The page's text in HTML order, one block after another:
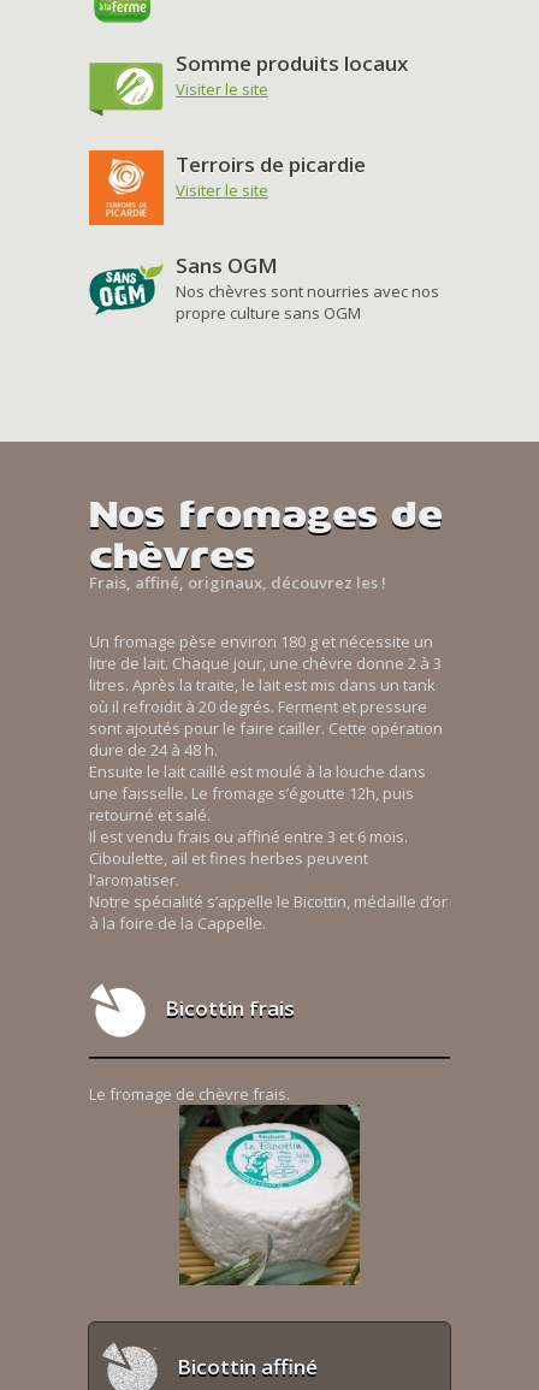
Somme produits locaux
Visiter le site
Terroirs de picardie
Visiter le site
Sans OGM
Nos chèvres sont nourries avec nos
propre culture sans OGM
Nos fromages de
chèvres
Frais, affiné, originaux, découvrez les !
Un fromage pèse environ 180 g et nécessite un
litre de lait. Chaque jour, une chèvre donne 2 à 3
litres. Après la traite, le lait est mis dans un tank
où il refroidit à 20 degrés. Ferment et pressure
sont ajoutés pour le faire cailler. Cette opération
dure de 24 à 48 h.
Ensuite le lait caillé est moulé à la louche dans
une faisselle. Le fromage s’égoutte 12h, puis
retourné et salé.
Il est vendu frais ou affiné entre 3 et 6 mois.
Ciboulette, ail et fines herbes peuvent
l’aromatiser.
Notre spécialité s’appelle le Bicottin, médaille d’or
à la foire de la Cappelle.
Bicottin frais
Le fromage de chèvre frais.
Bicottin affiné